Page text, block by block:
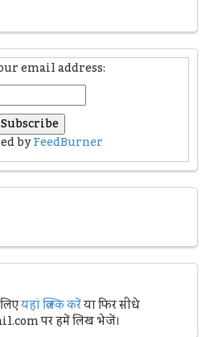
email address:
byFeedBurner
यहां क्लिक करेंया फिर सीधे
पर हमें लिख भेजें।